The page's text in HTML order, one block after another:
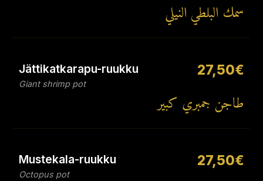
سمك البلطي النيلي
Jättikatkarapu-ruukku
Giant shrimp pot
27,50€
طاجن جمبري كبير
Mustekala-ruukku
Octopus pot
27,50€